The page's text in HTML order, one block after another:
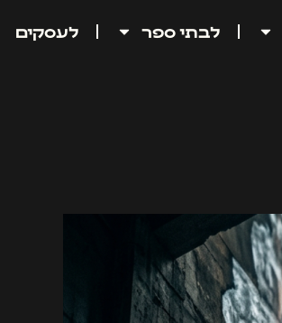
לבתי ספר לעסקים